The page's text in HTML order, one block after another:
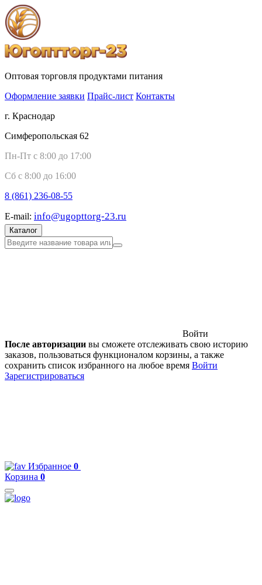
Оптовая торговля продуктами питания
Оформление заявки Прайс-лист Контакты
г. Краснодар
Симферопольская 62
Пн-Пт с 8:00 до 17:00
Сб с 8:00 до 16:00
8 (861) 236-08-55
E-mail: info@ugopttorg-23.ru
Каталог
Войти
После авторизации вы сможете отслеживать свою историю
заказов, пользоваться функционалом корзины, а также
сохранить список избранного на любое время Войти
Зарегистрироваться
Избранное 0
Корзина 0